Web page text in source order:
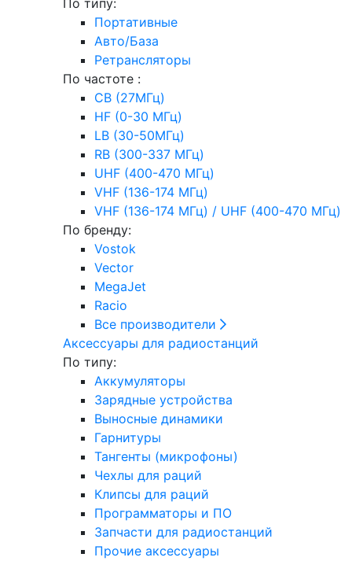
По типу:
Портативные
Авто/База
Ретрансляторы
По частоте :
CB (27МГц)
HF (0-30 МГц)
LB (30-50МГц)
RB (300-337 МГц)
UHF (400-470 МГц)
VHF (136-174 МГц)
VHF (136-174 МГц) / UHF (400-470 МГц)
По бренду:
Vostok
Vector
MegaJet
Racio
Все производители
Аксессуары для радиостанций
По типу:
Аккумуляторы
Зарядные устройства
Выносные динамики
Гарнитуры
Тангенты (микрофоны)
Чехлы для раций
Клипсы для раций
Программаторы и ПО
Запчасти для радиостанций
Прочие аксессуары